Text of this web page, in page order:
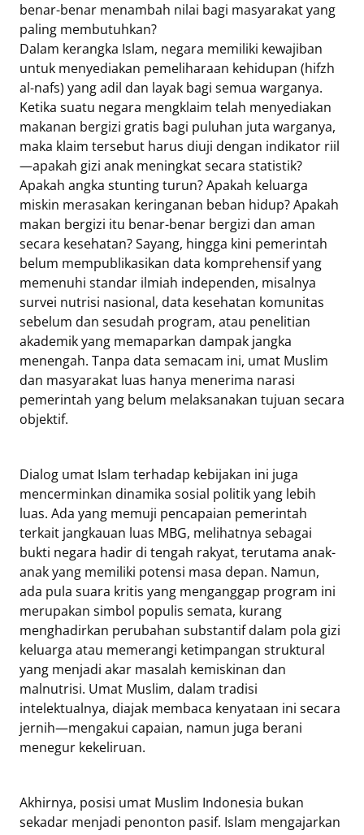
benar-benar menambah nilai bagi masyarakat yang
paling membutuhkan?
Dalam kerangka Islam, negara memiliki kewajiban
untuk menyediakan pemeliharaan kehidupan (hifzh
al-nafs) yang adil dan layak bagi semua warganya.
Ketika suatu negara mengklaim telah menyediakan
makanan bergizi gratis bagi puluhan juta warganya,
maka klaim tersebut harus diuji dengan indikator riil
—apakah gizi anak meningkat secara statistik?
Apakah angka stunting turun? Apakah keluarga
miskin merasakan keringanan beban hidup? Apakah
makan bergizi itu benar-benar bergizi dan aman
secara kesehatan? Sayang, hingga kini pemerintah
belum mempublikasikan data komprehensif yang
memenuhi standar ilmiah independen, misalnya
survei nutrisi nasional, data kesehatan komunitas
sebelum dan sesudah program, atau penelitian
akademik yang memaparkan dampak jangka
menengah. Tanpa data semacam ini, umat Muslim
dan masyarakat luas hanya menerima narasi
pemerintah yang belum melaksanakan tujuan secara
objektif.
Dialog umat Islam terhadap kebijakan ini juga
mencerminkan dinamika sosial politik yang lebih
luas. Ada yang memuji pencapaian pemerintah
terkait jangkauan luas MBG, melihatnya sebagai
bukti negara hadir di tengah rakyat, terutama anak-
anak yang memiliki potensi masa depan. Namun,
ada pula suara kritis yang menganggap program ini
merupakan simbol populis semata, kurang
menghadirkan perubahan substantif dalam pola gizi
keluarga atau memerangi ketimpangan struktural
yang menjadi akar masalah kemiskinan dan
malnutrisi. Umat Muslim, dalam tradisi
intelektualnya, diajak membaca kenyataan ini secara
jernih—mengakui capaian, namun juga berani
menegur kekeliruan.
Akhirnya, posisi umat Muslim Indonesia bukan
sekadar menjadi penonton pasif. Islam mengajarkan